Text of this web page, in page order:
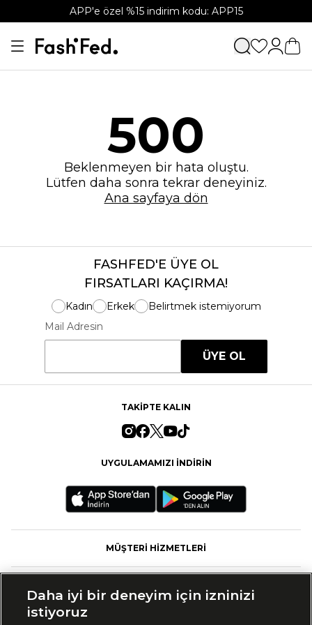
APP'e özel %15 indirim kodu: APP15
500
Beklenmeyen bir hata oluştu.
Lütfen daha sonra tekrar deneyiniz.
Ana sayfaya dön
FASHFED'E ÜYE OL
FIRSATLARI KAÇIRMA!
Kadın Erkek
Belirtmek istemiyorum
Mail Adresin
ÜYE OL
TAKİPTE KALIN
UYGULAMAMIZI İNDİRİN
MÜŞTERİ HİZMETLERİ
Daha iyi bir deneyim için izninizi
istiyoruz